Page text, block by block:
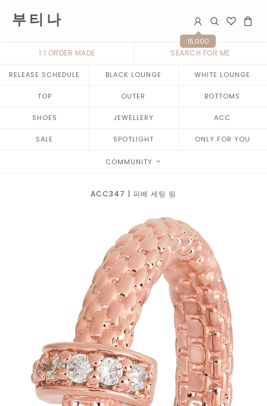
부 티 나
15,000
1:1 ORDER MADE SEARCH FOR ME
RELEASE SCHEDULE BLACK LOUNGE WHITE LOUNGE
TOP OUTER BOTTOMS
SHOES JEWELLERY ACC
SALE SPOTLIGHT ONLY FOR YOU
COMMUNITY
ACC347 | 파베 세팅 링